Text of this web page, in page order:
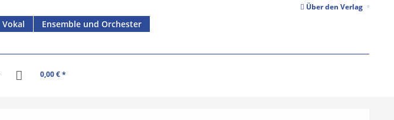
Über den Verlag
Vokal Ensemble und Orchester
0,00 € *